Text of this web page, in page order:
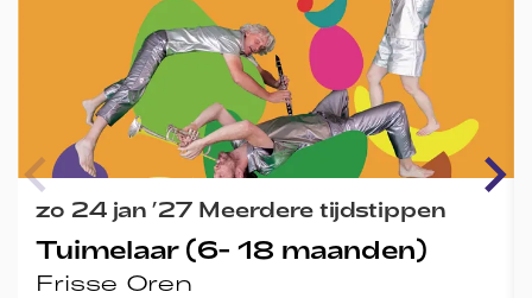
Tuimelaar (6- 18 maanden)
Frisse Oren
zo 24 jan ’27 Meerdere tijdstippen